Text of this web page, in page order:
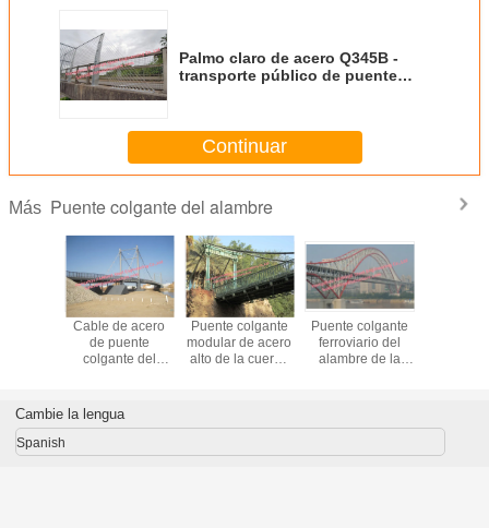
Palmo claro de acero Q345B -
transporte público de puente
Continuar
Más Puente colgante del alambre
del
Cable de acero
de puente
colgante del
permanecido con
la ayuda dual del
peatones del
Puente colgante
modular de acero
alto de la cuerda
Puente colgante
ferroviario del
alambre de la
del arco de doble
del
Cambie la lengua
Spanish